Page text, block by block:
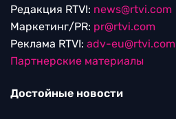
Редакция RTVI: news@rtvi.com
Маркетинг/PR: pr@rtvi.com
Реклама RTVI: adv-eu@rtvi.com
Партнерские материалы
Достойные новости